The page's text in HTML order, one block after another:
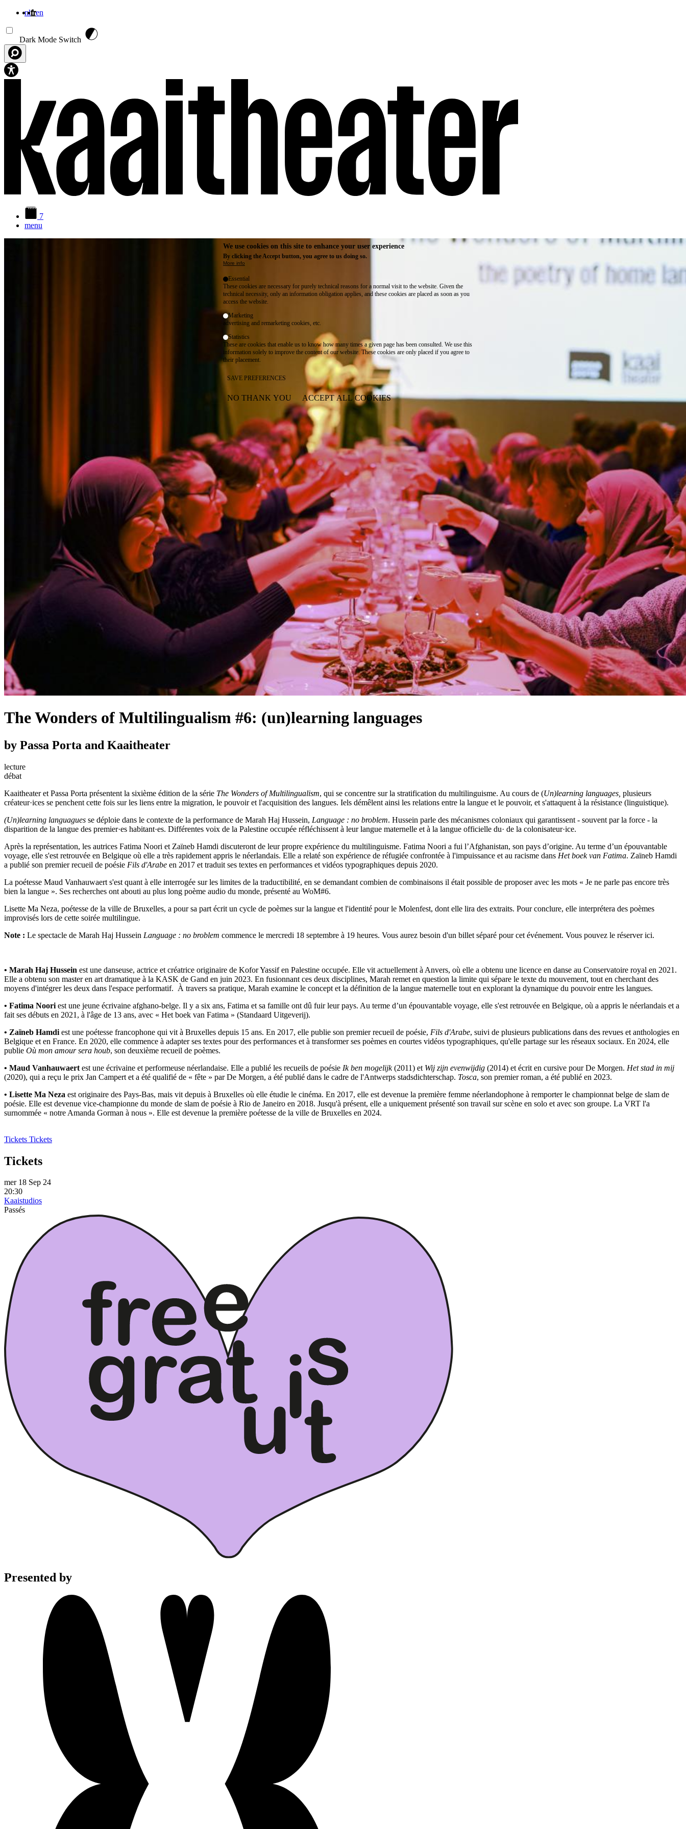
nlfren
Dark Mode Switch
7
menu
The Wonders of Multilingualism #6: (un)learning languages
by Passa Porta and Kaaitheater
lecture
débat
Kaaitheater et Passa Porta présentent la sixième édition de la série The Wonders of Multilingualism, qui se concentre sur la stratification du multilinguisme. Au cours de (Un)learning languages, plusieurs
créateur·ices se penchent cette fois sur les liens entre la migration, le pouvoir et l'acquisition des langues. Iels démêlent ainsi les relations entre la langue et le pouvoir, et s'attaquent à la résistance (linguistique).
(Un)learning languagues se déploie dans le contexte de la performance de Marah Haj Hussein, Language : no broblem. Hussein parle des mécanismes coloniaux qui garantissent - souvent par la force - la
disparition de la langue des premier·es habitant·es. Différentes voix de la Palestine occupée réfléchissent à leur langue maternelle et à la langue officielle du· de la colonisateur·ice.
Après la représentation, les autrices Fatima Noori et Zaïneb Hamdi discuteront de leur propre expérience du multilinguisme. Fatima Noori a fui l’Afghanistan, son pays d’origine. Au terme d’un épouvantable
voyage, elle s'est retrouvée en Belgique où elle a très rapidement appris le néerlandais. Elle a relaté son expérience de réfugiée confrontée à l'impuissance et au racisme dans Het boek van Fatima. Zaïneb Hamdi
a publié son premier recueil de poésie Fils d'Arabe en 2017 et traduit ses textes en performances et vidéos typographiques depuis 2020.
La poétesse Maud Vanhauwaert s'est quant à elle interrogée sur les limites de la traductibilité, en se demandant combien de combinaisons il était possible de proposer avec les mots « Je ne parle pas encore très
bien la langue ». Ses recherches ont abouti au plus long poème audio du monde, présenté au WoM#6.
Lisette Ma Neza, poétesse de la ville de Bruxelles, a pour sa part écrit un cycle de poèmes sur la langue et l'identité pour le Molenfest, dont elle lira des extraits. Pour conclure, elle interprétera des poèmes
improvisés lors de cette soirée multilingue.
Note : Le spectacle de Marah Haj Hussein Language : no broblem commence le mercredi 18 septembre à 19 heures. Vous aurez besoin d'un billet séparé pour cet événement. Vous pouvez le réserverici.
• Marah Haj Hussein est une danseuse, actrice et créatrice originaire de Kofor Yassif en Palestine occupée. Elle vit actuellement à Anvers, où elle a obtenu une licence en danse au Conservatoire royal en 2021.
Elle a obtenu son master en art dramatique à la KASK de Gand en juin 2023. En fusionnant ces deux disciplines, Marah remet en question la limite qui sépare le texte du mouvement, tout en cherchant des
moyens d'intégrer les deux dans l'espace performatif. À travers sa pratique, Marah examine le concept et la définition de la langue maternelle tout en explorant la dynamique du pouvoir entre les langues.
• Fatima Noori est une jeune écrivaine afghano-belge. Il y a six ans, Fatima et sa famille ont dû fuir leur pays. Au terme d’un épouvantable voyage, elle s'est retrouvée en Belgique, où a appris le néerlandais et a
fait ses débuts en 2021, à l'âge de 13 ans, avec « Het boek van Fatima » (Standaard Uitgeverij).
• Zaïneb Hamdi est une poétesse francophone qui vit à Bruxelles depuis 15 ans. En 2017, elle publie son premier recueil de poésie, Fils d'Arabe, suivi de plusieurs publications dans des revues et anthologies en
Belgique et en France. En 2020, elle commence à adapter ses textes pour des performances et à transformer ses poèmes en courtes vidéos typographiques, qu'elle partage sur les réseaux sociaux. En 2024, elle
publie Où mon amour sera houb, son deuxième recueil de poèmes.
• Maud Vanhauwaert est une écrivaine et performeuse néerlandaise. Elle a publié les recueils de poésie Ik ben mogelijk(2011) et Wij zijn evenwijdig (2014) et écrit en cursive pour De Morgen. Het stad in mij
(2020), qui a reçu le prix Jan Campert et a été qualifié de « fête » par De Morgen, a été publié dans le cadre de l'Antwerps stadsdichterschap. Tosca, son premier roman, a été publié en 2023.
• Lisette Ma Neza est originaire des Pays-Bas, mais vit depuis à Bruxelles où elle étudie le cinéma. En 2017, elle est devenue la première femme néerlandophone à remporter le championnat belge de slam de
poésie. Elle est devenue vice-championne du monde de slam de poésie à Rio de Janeiro en 2018. Jusqu'à présent, elle a uniquement présenté son travail sur scène en solo et avec son groupe. La VRT l'a
surnommée « notre Amanda Gorman à nous ». Elle est devenue la première poétesse de la ville de Bruxelles en 2024.
Tickets Tickets
Tickets
mer 18 Sep 24
20:30
Kaaistudios
Passés
Presented by
We use cookies on this site to enhance your user experience
By clicking the Accept button, you agree to us doing so.
More info
Essential
These cookies are necessary for purely technical reasons for a normal visit to the website. Given the
technical necessity, only an information obligation applies, and these cookies are placed as soon as you
access the website.
Marketing
advertising and remarketing cookies, etc.
Statistics
These are cookies that enable us to know how many times a given page has been consulted. We use this
information solely to improve the content of our website. These cookies are only placed if you agree to
their placement.
SAVE PREFERENCES
NO THANK YOU ACCEPT ALL COOKIES
WITHDRAW CONSENT